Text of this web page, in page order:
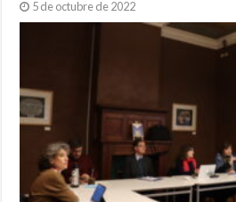
5 de octubre de 2022